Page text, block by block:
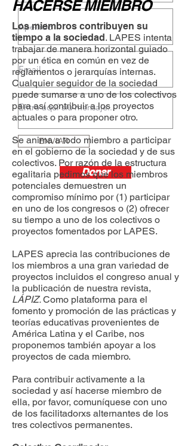
ENVIAR
Donar
HACERSE MIEMBRO
Los miembros contribuyen su
tiempo a la sociedad. LAPES intenta
trabajar de manera horizontal guiado
por un ética en común en vez de
reglamentos o jerarquías internas.
Cualquier seguidor de la sociedad
puede sumarse a uno de los colectivos
para así contribuir a los proyectos
actuales o para proponer otro.
Se anima a todo miembro a participar
en el gobierno de la sociedad y de sus
colectivos. Por razón de la estructura
egalitaria pedimos que los miembros
potenciales demuestren un
compromiso mínimo por (1) participar
en uno de los congresos o (2) ofrecer
su tiempo a uno de los colectivos o
proyectos fomentados por LAPES.
LAPES aprecia las contribuciones de
los miembros a una gran variedad de
proyectos incluidos el congreso anual y
la publicación de nuestra revista,
LÁPIZ.Como plataforma para el
fomento y promoción de las prácticas y
teorías educativas provenientes de
América Latina y el Caribe, nos
proponemos también apoyar a los
proyectos de cada miembro.
Para contribuir activamente a la
sociedad y así hacerse miembro de
ella, por favor, comuníquese con uno
de los facilitadorxs alternantes de los
tres colectivos permanentes.